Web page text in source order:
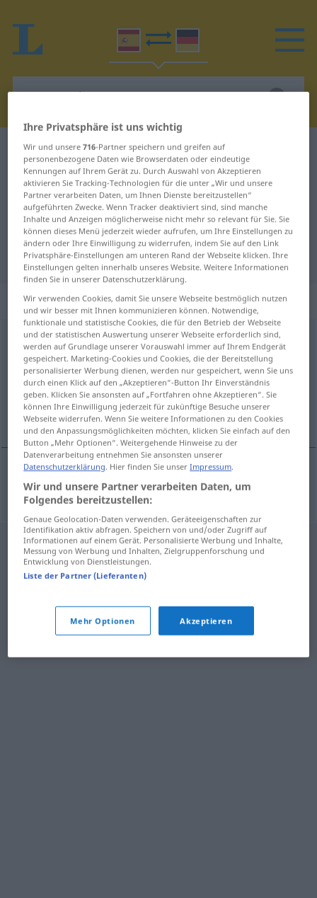
Spanisch-Deutsch Wörterbuch acaramelarse
Spanisch-Deutsch Übersetzung für
"acaramelarse"
"acaramelarse" Deutsch
Übersetzung
„acaramelarse“: verbo reflexivo
acaramelarse [akarameˈlarse]v/r FAM
Übersicht aller Übersetzungen
(Für mehr Details die Übersetzung anklicken/antippen)
sehr verliebt tun
sehrverliebttun acaramelarse
Ihre Privatsphäre ist uns wichtig
Wir und unsere716-Partner speichern und greifen auf
personenbezogene Daten wie Browserdaten oder eindeutige
Kennungen auf Ihrem Gerät zu. Durch Auswahl von Akzeptieren
aktivieren Sie Tracking-Technologien für die unter „Wir und unsere
Partner verarbeiten Daten, um Ihnen Dienste bereitzustellen“
aufgeführten Zwecke. Wenn Tracker deaktiviert sind, sind manche
Inhalte und Anzeigen möglicherweise nicht mehr so relevant für Sie. Sie
können dieses Menü jederzeit wieder aufrufen, um Ihre Einstellungen zu
ändern oder Ihre Einwilligung zu widerrufen, indem Sie auf den Link
Privatsphäre-Einstellungen am unteren Rand der Webseite klicken. Ihre
Einstellungen gelten innerhalb unseres Website. Weitere Informationen
finden Sie in unserer Datenschutzerklärung.
Wir verwenden Cookies, damit Sie unsere Webseite bestmöglich nutzen
und wir besser mit Ihnen kommunizieren können. Notwendige,
funktionale und statistische Cookies, die für den Betrieb der Webseite
und der statistischen Auswertung unserer Webseite erforderlich sind,
werden auf Grundlage unserer Vorauswahl immer auf Ihrem Endgerät
gespeichert. Marketing-Cookies und Cookies, die der Bereitstellung
personalisierter Werbung dienen, werden nur gespeichert, wenn Sie uns
durch einen Klick auf den „Akzeptieren“-Button Ihr Einverständnis
geben. Klicken Sie ansonsten auf „Fortfahren ohne Akzeptieren“. Sie
können Ihre Einwilligung jederzeit für zukünftige Besuche unserer
Webseite widerrufen. Wenn Sie weitere Informationen zu den Cookies
und den Anpassungsmöglichkeiten möchten, klicken Sie einfach auf den
Button „Mehr Optionen“. Weitergehende Hinweise zu der
Datenverarbeitung entnehmen Sie ansonsten unserer
Datenschutzerklärung. Hier finden Sie unserImpressum.
Wir und unsere Partner verarbeiten Daten, um
Folgendes bereitzustellen:
Genaue Geolocation-Daten verwenden. Geräteeigenschaften zur
Identifikation aktiv abfragen. Speichern von und/oder Zugriff auf
Informationen auf einem Gerät. Personalisierte Werbung und Inhalte,
Messung von Werbung und Inhalten, Zielgruppenforschung und
Entwicklung von Dienstleistungen.
Liste der Partner (Lieferanten)
Mehr Optionen Akzeptieren